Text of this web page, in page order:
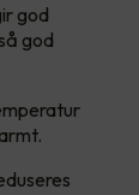
god
god